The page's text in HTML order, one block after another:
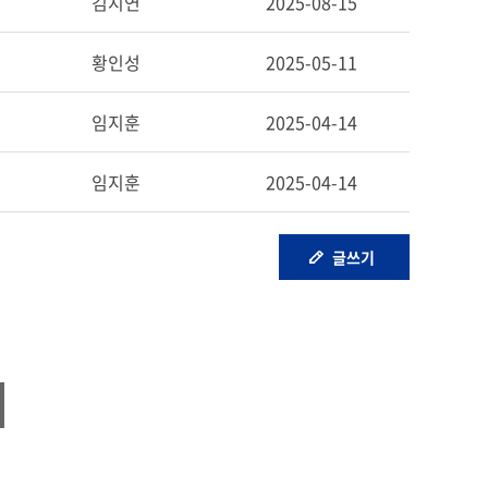
황인성 2025-05-11
임지훈 2025-04-14
임지훈 2025-04-14
글쓰기